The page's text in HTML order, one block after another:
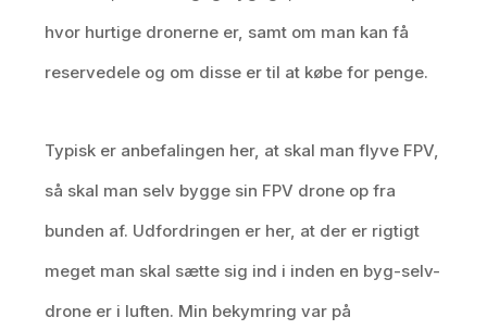
hvor hurtige dronerne er, samt om man kan få
reservedele og om disse er til at købe for penge.
Typisk er anbefalingen her, at skal man flyve FPV,
så skal man selv bygge sin FPV drone op fra
bunden af. Udfordringen er her, at der er rigtigt
meget man skal sætte sig ind i inden en byg-selv-
drone er i luften. Min bekymring var på